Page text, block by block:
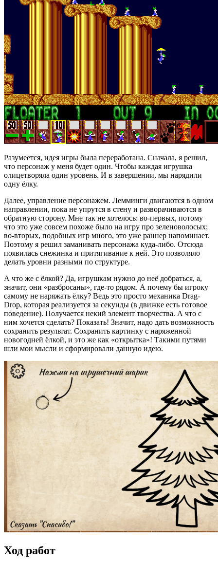
Разумеется, идея игры была переработана. Сначала, я решил,
что персонаж у меня будет один. Чтобы каждая игрушка
олицетворяла один уровень. И в завершении, мы нарядили
одну ёлку.
Далее, управление персонажем. Лемминги двигаются в одном
направлении, пока не упрутся в стену и разворачиваются в
обратную сторону. Мне так не хотелось: во-первых, потому
что это уже совсем похоже было на игру про зеленоволосых;
во-вторых, подобных игр много, это уже раннер напоминает.
Поэтому я решил заманивать персонажа куда-либо. Отсюда
появилась снежинка и притягивание к ней. Это позволяло
делать уровни разными по структуре.
А что же с ёлкой? Да, игрушкам нужно до неё добраться, а,
значит, они «разбросаны», где-то рядом. А почему бы игроку
самому не наряжать ёлку? Ведь это просто механика Drag-
Drop, которая реализуется за секунды (в движке есть готовое
поведение). Получается некий элемент творчества. А что с
ним хочется сделать? Показать! Значит, надо дать возможность
сохранить результат. Сохранить картинку с наряженной
новогодней ёлкой, и это же как «открытка»! Такими путями
шли мои мысли и сформировали данную идею.
Ход работ